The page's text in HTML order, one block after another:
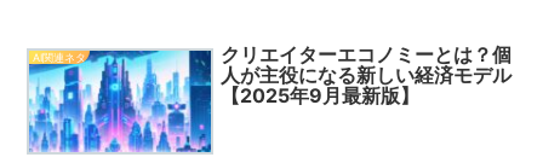
AI関連ネタ
クリエイターエコノミーとは？個
人が主役になる新しい経済モデル
【2025年9月最新版】